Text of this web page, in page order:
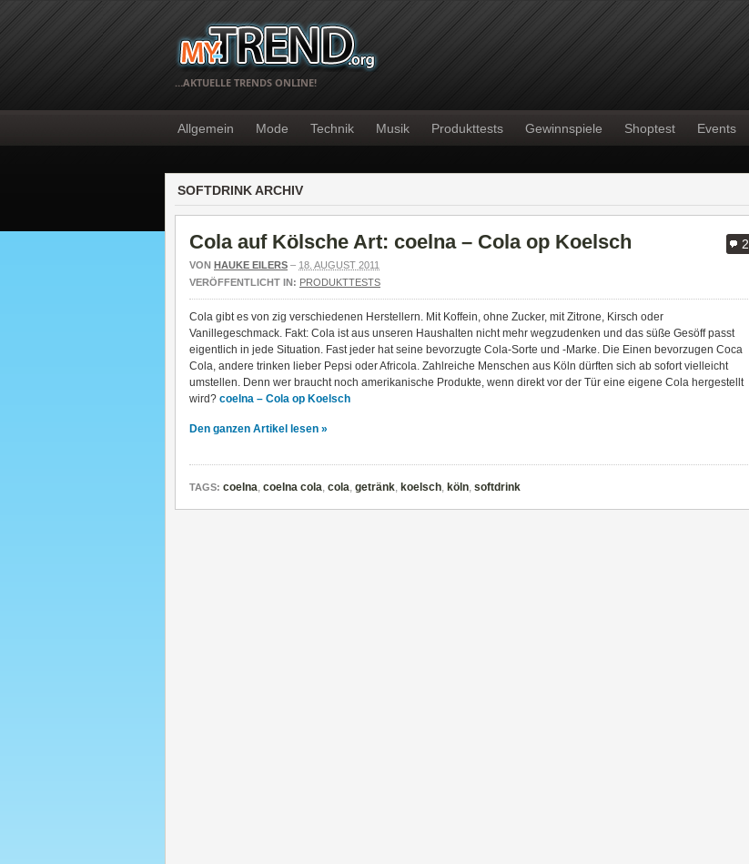
…AKTUELLE TRENDS ONLINE!
Allgemein Mode Technik Musik Produkttests Gewinnspiele Shoptest Events
SOFTDRINK ARCHIV
2
Cola auf Kölsche Art: coelna – Cola op Koelsch
VON HAUKE EILERS – 18. AUGUST 2011
VERÖFFENTLICHT IN: PRODUKTTESTS
Cola gibt es von zig verschiedenen Herstellern. Mit Koffein, ohne Zucker, mit Zitrone, Kirsch oder
Vanillegeschmack. Fakt: Cola ist aus unseren Haushalten nicht mehr wegzudenken und das süße Gesöff passt
eigentlich in jede Situation. Fast jeder hat seine bevorzugte Cola-Sorte und -Marke. Die Einen bevorzugen Coca
Cola, andere trinken lieber Pepsi oder Africola. Zahlreiche Menschen aus Köln dürften sich ab sofort vielleicht
umstellen. Denn wer braucht noch amerikanische Produkte, wenn direkt vor der Tür eine eigene Cola hergestellt
wird? coelna – Cola op Koelsch
Den ganzen Artikel lesen »
TAGS: coelna, coelna cola, cola, getränk, koelsch, köln, softdrink